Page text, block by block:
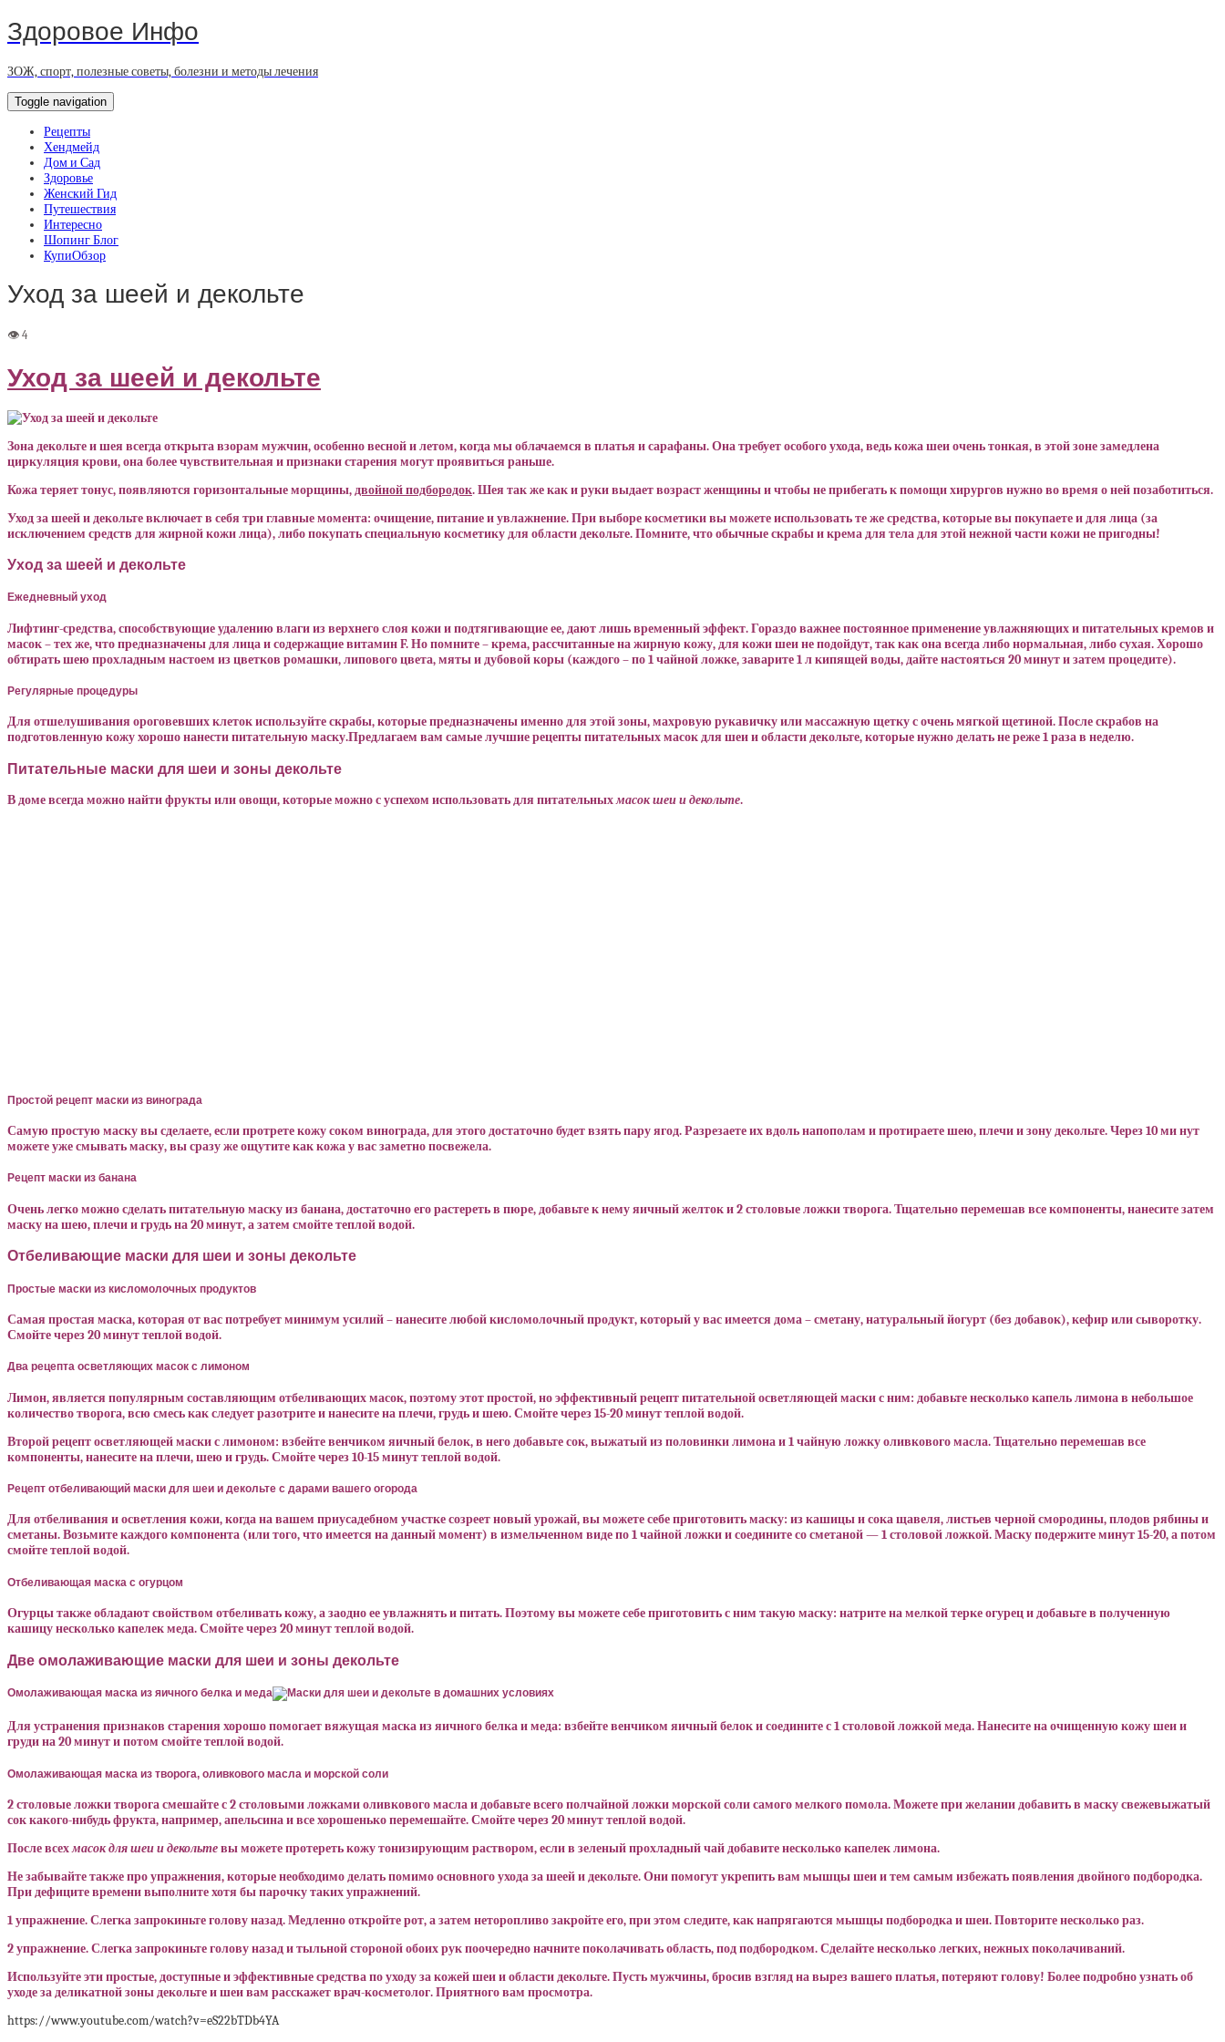
Здоровое Инфо
ЗОЖ, спорт, полезные советы, болезни и методы лечения
Toggle navigation
Рецепты
Хендмейд
Дом и Сад
Здоровье
Женский Гид
Путешествия
Интересно
Шопинг Блог
КупиОбзор
Уход за шеей и декольте
Уход за шеей и декольте
Зона декольте и шея всегда открыта взорам мужчин, особенно весной и летом, когда мы облачаемся в платья и сарафаны. Она требует особого ухода, ведь кожа шеи очень тонкая, в этой зоне замедлена
циркуляция крови, она более чувствительная и признаки старения могут проявиться раньше.
Кожа теряет тонус, появляются горизонтальные морщины,двойной подбородок. Шея так же как и руки выдает возраст женщины и чтобы не прибегать к помощи хирургов нужно во время о ней позаботиться.
Уход за шеей и декольте включает в себя три главные момента: очищение, питание и увлажнение. При выборе косметики вы можете использовать те же средства, которые вы покупаете и для лица (за
исключением средств для жирной кожи лица), либо покупать специальную косметику для области декольте. Помните, что обычные скрабы и крема для тела для этой нежной части кожи не пригодны!
Уход за шеей и декольте
Ежедневный уход
Лифтинг-средства, способствующие удалению влаги из верхнего слоя кожи и подтягивающие ее, дают лишь временный эффект. Гораздо важнее постоянное применение увлажняющих и питательных кремов и
масок – тех же, что предназначены для лица и содержащие витамин F. Но помните – крема, рассчитанные на жирную кожу, для кожи шеи не подойдут, так как она всегда либо нормальная, либо сухая. Хорошо
обтирать шею прохладным настоем из цветков ромашки, липового цвета, мяты и дубовой коры (каждого – по 1 чайной ложке, заварите 1 л кипящей воды, дайте настояться 20 минут и затем процедите).
Регулярные процедуры
Для отшелушивания ороговевших клеток используйте скрабы, которые предназначены именно для этой зоны, махровую рукавичку или массажную щетку с очень мягкой щетиной. После скрабов на
подготовленную кожу хорошо нанести питательную маску.Предлагаем вам самые лучшие рецепты питательных масок для шеи и области декольте, которые нужно делать не реже 1 раза в неделю.
Питательные маски для шеи и зоны декольте
В доме всегда можно найти фрукты или овощи, которые можно с успехом использовать для питательныхмасок шеи и декольте.
Простой рецепт маски из винограда
Самую простую маску вы сделаете, если протрете кожу соком винограда, для этого достаточно будет взять пару ягод. Разрезаете их вдоль напополам и протираете шею, плечи и зону декольте. Через 10 ми нут
можете уже смывать маску, вы сразу же ощутите как кожа у вас заметно посвежела.
Рецепт маски из банана
Очень легко можно сделать питательную маску из банана, достаточно его растереть в пюре, добавьте к нему яичный желток и 2 столовые ложки творога. Тщательно перемешав все компоненты, нанесите затем
маску на шею, плечи и грудь на 20 минут, а затем смойте теплой водой.
Отбеливающие маски для шеи и зоны декольте
Простые маски из кисломолочных продуктов
Самая простая маска, которая от вас потребует минимум усилий – нанесите любой кисломолочный продукт, который у вас имеется дома – сметану, натуральный йогурт (без добавок), кефир или сыворотку.
Смойте через 20 минут теплой водой.
Два рецепта осветляющих масок с лимоном
Лимон, является популярным составляющим отбеливающих масок, поэтому этот простой, но эффективный рецепт питательной осветляющей маски с ним: добавьте несколько капель лимона в небольшое
количество творога, всю смесь как следует разотрите и нанесите на плечи, грудь и шею. Смойте через 15-20 минут теплой водой.
Второй рецепт осветляющей маски с лимоном: взбейте венчиком яичный белок, в него добавьте сок, выжатый из половинки лимона и 1 чайную ложку оливкового масла. Тщательно перемешав все
компоненты, нанесите на плечи, шею и грудь. Смойте через 10-15 минут теплой водой.
Рецепт отбеливающий маски для шеи и декольте с дарами вашего огорода
Для отбеливания и осветления кожи, когда на вашем приусадебном участке созреет новый урожай, вы можете себе приготовить маску: из кашицы и сока щавеля, листьев черной смородины, плодов рябины и
сметаны. Возьмите каждого компонента (или того, что имеется на данный момент) в измельченном виде по 1 чайной ложки и соедините со сметаной — 1 столовой ложкой. Маску подержите минут 15-20, а потом
смойте теплой водой.
Отбеливающая маска с огурцом
Огурцы также обладают свойством отбеливать кожу, а заодно ее увлажнять и питать. Поэтому вы можете себе приготовить с ним такую маску: натрите на мелкой терке огурец и добавьте в полученную
кашицу несколько капелек меда. Смойте через 20 минут теплой водой.
Две омолаживающие маски для шеи и зоны декольте
Омолаживающая маска из яичного белка и меда
Для устранения признаков старения хорошо помогает вяжущая маска из яичного белка и меда: взбейте венчиком яичный белок и соедините с 1 столовой ложкой меда. Нанесите на очищенную кожу шеи и
груди на 20 минут и потом смойте теплой водой.
Омолаживающая маска из творога, оливкового масла и морской соли
2 столовые ложки творога смешайте с 2 столовыми ложками оливкового масла и добавьте всего полчайной ложки морской соли самого мелкого помола. Можете при желании добавить в маску свежевыжатый
сок какого-нибудь фрукта, например, апельсина и все хорошенько перемешайте. Смойте через 20 минут теплой водой.
После всехмасок для шеи и декольтевы можете протереть кожу тонизирующим раствором, если в зеленый прохладный чай добавите несколько капелек лимона.
Не забывайте также про упражнения, которые необходимо делать помимо основного ухода за шеей и декольте. Они помогут укрепить вам мышцы шеи и тем самым избежать появления двойного подбородка.
При дефиците времени выполните хотя бы парочку таких упражнений.
1 упражнение. Слегка запрокиньте голову назад. Медленно откройте рот, а затем неторопливо закройте его, при этом следите, как напрягаются мышцы подбородка и шеи. Повторите несколько раз.
2 упражнение. Слегка запрокиньте голову назад и тыльной стороной обоих рук поочередно начните поколачивать область, под подбородком. Сделайте несколько легких, нежных поколачиваний.
Используйте эти простые, доступные и эффективные средства по уходу за кожей шеи и области декольте. Пусть мужчины, бросив взгляд на вырез вашего платья, потеряют голову! Более подробно узнать об
уходе за деликатной зоны декольте и шеи вам расскажет врач-косметолог. Приятного вам просмотра.
https://www.youtube.com/watch?v=eS22bTDb4YA